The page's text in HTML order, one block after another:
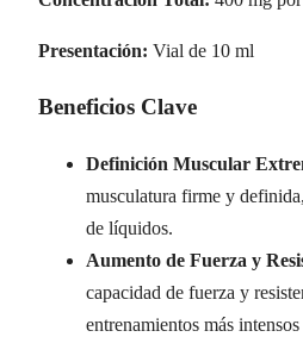
Presentación: Vial de 10 ml
Beneficios Clave
Definición Muscular
musculatura firme y
de líquidos.
Aumento de Fuerza y
capacidad de fuerza y
entrenamientos más